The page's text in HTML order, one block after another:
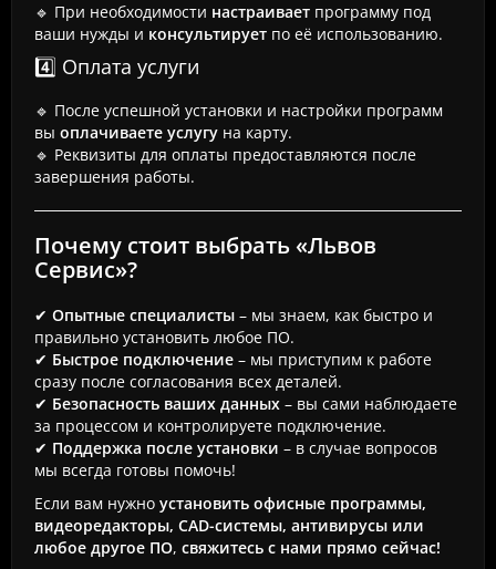
🔹 При необходимости настраивает программу под
ваши нужды и консультирует по её использованию.
4️⃣ Оплата услуги
🔹 После успешной установки и настройки программ
вы оплачиваете услугу на карту.
🔹 Реквизиты для оплаты предоставляются после
завершения работы.
Почему стоит выбрать «Львов
Сервис»?
✔ Опытные специалисты – мы знаем, как быстро и
правильно установить любое ПО.
✔ Быстрое подключение – мы приступим к работе
сразу после согласования всех деталей.
✔ Безопасность ваших данных – вы сами наблюдаете
за процессом и контролируете подключение.
✔ Поддержка после установки – в случае вопросов
мы всегда готовы помочь!
Если вам нужно установить офисные программы,
видеоредакторы, CAD-системы, антивирусы или
любое другое ПО, свяжитесь с нами прямо сейчас!